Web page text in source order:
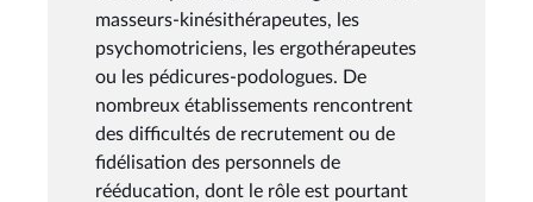
masseurs-kinésithérapeutes, les
psychomotriciens, les ergothérapeutes
ou les pédicures-podologues. De
nombreux établissements rencontrent
des difficultés de recrutement ou de
fidélisation des personnels de
rééducation, dont le rôle est pourtant